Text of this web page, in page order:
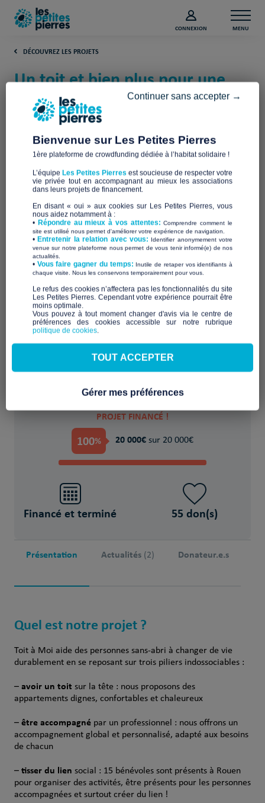
CONNEXION MENU
DÉCOUVREZ LES PROJETS
Un toit et bien plus pour une
famille sans-abri (Seine-
Maritime)
Toit à Moi Rouen Normandie
Un appartement en cœur de ville pour
prendre son envol
POUR
PROJET FINANCÉ !
100% 20 000€ sur 20 000€
Financé et terminé 55 don(s)
Présentation Actualités (2) Donateur.e.s
Quel est notre projet ?
Toit à Moi aide des personnes sans-abri à changer de vie
durablement en se reposant sur trois piliers indossociables :
– avoir un toit sur la tête : nous proposons des
appartements dignes, confortables et chaleureux
– être accompagnépar un professionnel : nous offrons un
accompagnement global et personnalisé, adapté aux besoins
de chacun
– tisser du lien social : 15 bénévoles sont présents à Rouen
pour organiser des activités, être présents pour les personnes
accompagnées et surtout créer du lien !
Bienvenue sur Les Petites Pierres
1ère plateforme de crowdfunding dédiée à l’habitat solidaire !
L’équipe Les Petites Pierres est soucieuse de respecter votre
vie privée tout en accompagnant au mieux les associations
dans leurs projets de financement.
En disant « oui » aux cookies sur Les Petites Pierres, vous
nous aidez notamment à :
• Répondre au mieux à vos attentes:Comprendre comment le
site est utilisé nous permet d'améliorer votre expérience de navigation.
•Entretenir la relation avec vous: Identifier anonymement votre
venue sur notre plateforme nous permet de vous tenir informé(e) de nos
actualités.
​• Vous faire gagner du temps: Inutile de retaper vos identifiants à
chaque visite. Nous les conservons temporairement pour vous.
​Le refus des cookies n’affectera pas les fonctionnalités du site
Les Petites Pierres. Cependant votre expérience pourrait être
moins optimale.​
Vous pouvez à tout moment changer d'avis via le centre de
préférences des cookies accessible sur notre rubrique
politique de cookies.
Continuer sans accepter →
TOUT ACCEPTER
Gérer mes préférences